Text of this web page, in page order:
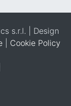
s.r.l. | Design
Cookie Policy